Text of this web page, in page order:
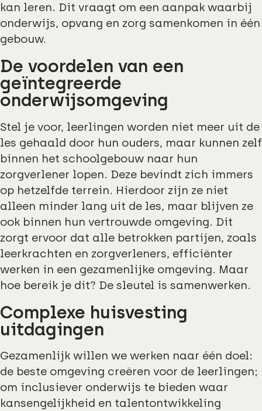
kan leren. Dit vraagt om een aanpak waarbij
onderwijs, opvang en zorg samenkomen in één
gebouw.
De voordelen van een
geïntegreerde
onderwijsomgeving
Stel je voor, leerlingen worden niet meer uit de
les gehaald door hun ouders, maar kunnen zelf
binnen het schoolgebouw naar hun
zorgverlener lopen. Deze bevindt zich immers
op hetzelfde terrein. Hierdoor zijn ze niet
alleen minder lang uit de les, maar blijven ze
ook binnen hun vertrouwde omgeving. Dit
zorgt ervoor dat alle betrokken partijen, zoals
leerkrachten en zorgverleners, efficiënter
werken in een gezamenlijke omgeving. Maar
hoe bereik je dit? De sleutel is samenwerken.
Complexe huisvesting
uitdagingen
Gezamenlijk willen we werken naar één doel:
de beste omgeving creëren voor de leerlingen;
om inclusiever onderwijs te bieden waar
kansengelijkheid en talentontwikkeling